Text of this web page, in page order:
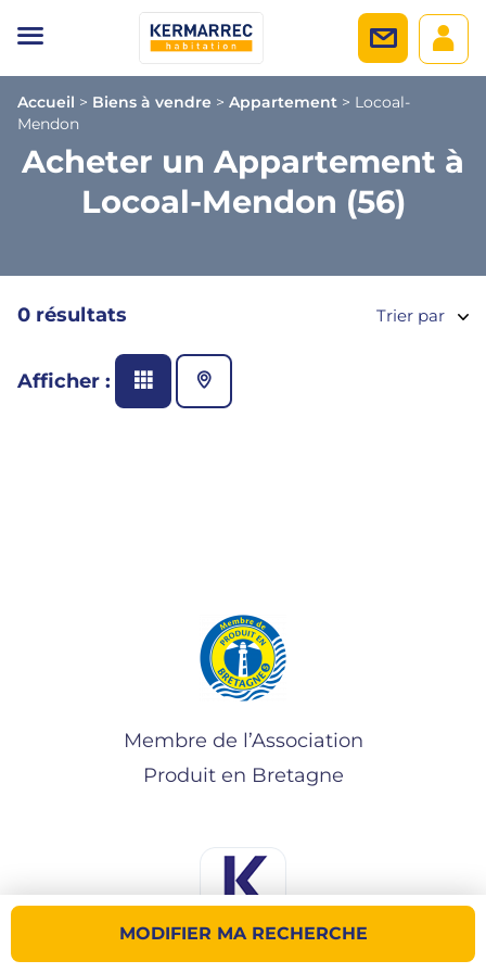
Accueil > Biens à vendre > Appartement > Locoal-
Mendon
Acheter un Appartement à
Locoal-Mendon (56)
MODIFIER MA RECHERCHE
0 résultats Trier par
Afficher :
Membre de l’Association
Produit en Bretagne